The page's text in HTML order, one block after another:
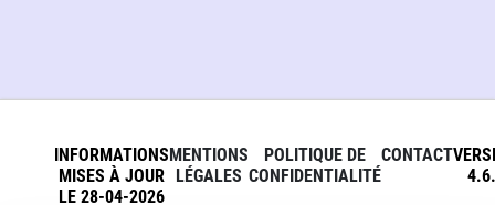
INFORMATIONS
MISES À JOUR
LE 28-04-2026
MENTIONS
LÉGALES
POLITIQUE DE
CONFIDENTIALITÉ
CONTACT